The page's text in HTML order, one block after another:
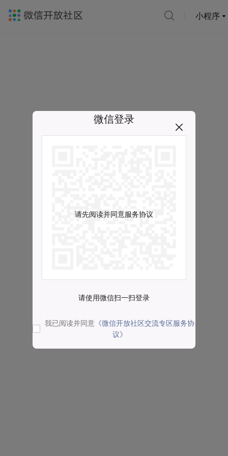
小程序
微信登录
请先阅读并同意服务协议
请使用微信扫一扫登录
我已阅读并同意 《微信开放社区交流专区服务协
议》